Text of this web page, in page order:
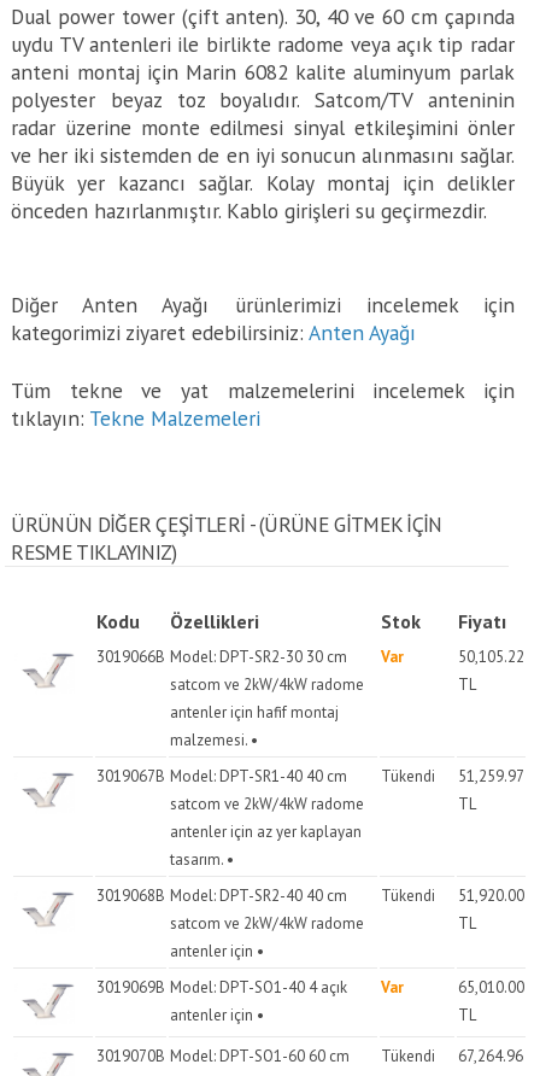
Dual power tower (çift anten). 30, 40 ve 60 cm çapında
uydu TV antenleri ile birlikte radome veya açık tip radar
anteni montaj için Marin 6082 kalite aluminyum parlak
polyester beyaz toz boyalıdır. Satcom/TV anteninin
radar üzerine monte edilmesi sinyal etkileşimini önler
ve her iki sistemden de en iyi sonucun alınmasını sağlar.
Büyük yer kazancı sağlar. Kolay montaj için delikler
önceden hazırlanmıştır. Kablo girişleri su geçirmezdir.
Diğer Anten Ayağı ürünlerimizi incelemek için
kategorimizi ziyaret edebilirsiniz:Anten Ayağı
Tüm tekne ve yat malzemelerini incelemek için
tıklayın: Tekne Malzemeleri
ÜRÜNÜN DİĞER ÇEŞİTLERİ - (ÜRÜNE GITMEK IÇIN
RESME TIKLAYINIZ)
Kodu Özellikleri Stok Fiyatı
3019066B Model: DPT-SR2-30 30 cm
satcom ve 2kW/4kW radome
antenler için hafif montaj
malzemesi. •
Var
50,105.22
TL
3019067B Model: DPT-SR1-40 40 cm
satcom ve 2kW/4kW radome
antenler için az yer kaplayan
tasarım. •
Tükendi
51,259.97
TL
3019068B Model: DPT-SR2-40 40 cm
satcom ve 2kW/4kW radome
antenler için •
Tükendi
51,920.00
TL
3019069B Model: DPT-SO1-40 4 açık
antenler için •
Var
65,010.00
TL
3019070B Model: DPT-SO1-60 60 cm
Tükendi
67,264.96